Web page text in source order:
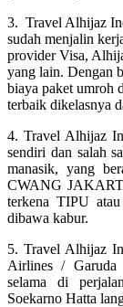
3. Travel Alhijaz
sudah menjalin
provider Visa,
yang lain. Dengan
biaya paket umroh
terbaik dikelasnya
4. Travel Alhijaz
sendiri dan salah
manasik, yang
CWANG
terkena TIPU
dibawa kabur.
5. Travel Alhijaz
Airlines / Garuda
selama di
Soekarno Hatta